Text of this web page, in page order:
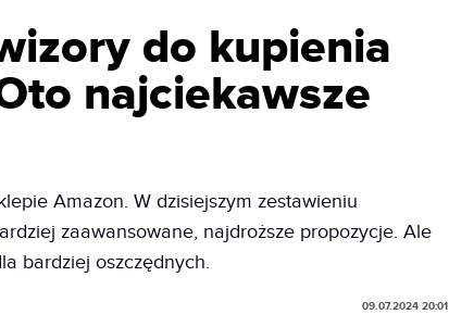
do kupienia
najciekawsze
Amazon. W dzisiejszym zestawieniu
zaawansowane, najdroższe propozycje. Ale
bardziej oszczędnych.
09.07.2024 20:01